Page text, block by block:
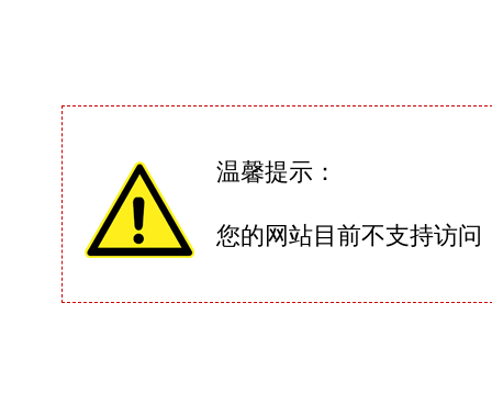
温馨提示：
您的网站目前不支持访